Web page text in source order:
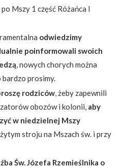
Mszy 1 część Różańca I
odwiedzimy
poinformowali swoich
, nowych chorych można
bardzo prosimy.
rodziców, żeby zapewnili
obozów i kolonii, aby
w niedzielnej Mszy
stroju na Mszach św. i przy
Św. Józefa Rzemieślnika o